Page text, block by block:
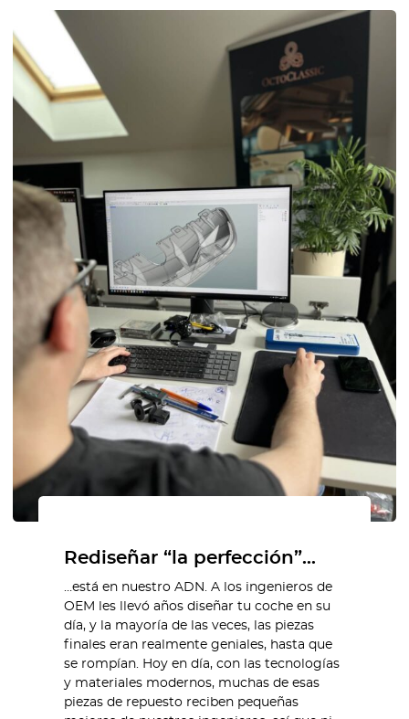
Rediseñar “la perfección”…
…está en nuestro ADN. A los ingenieros de
OEM les llevó años diseñar tu coche en su
día, y la mayoría de las veces, las piezas
finales eran realmente geniales, hasta que
se rompían. Hoy en día, con las tecnologías
y materiales modernos, muchas de esas
piezas de repuesto reciben pequeñas